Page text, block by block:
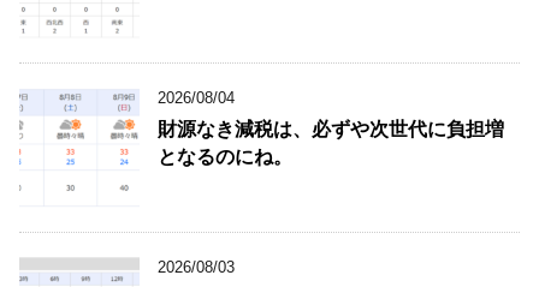
2026/08/04
財源なき減税は、必ずや次世代に負担増
となるのにね。
2026/08/03